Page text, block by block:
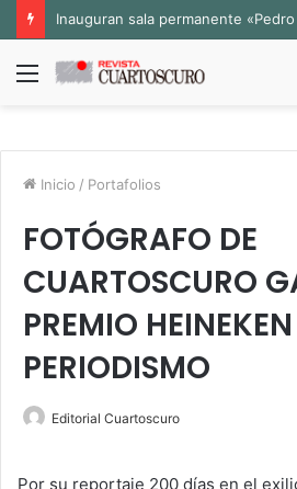
Menú
Inicio / Portafolios
FOTÓGRAFO DE
CUARTOSCURO
PREMIO
PERIODISMO
Editorial Cuartoscuro
Por su reportaje 200 días en el